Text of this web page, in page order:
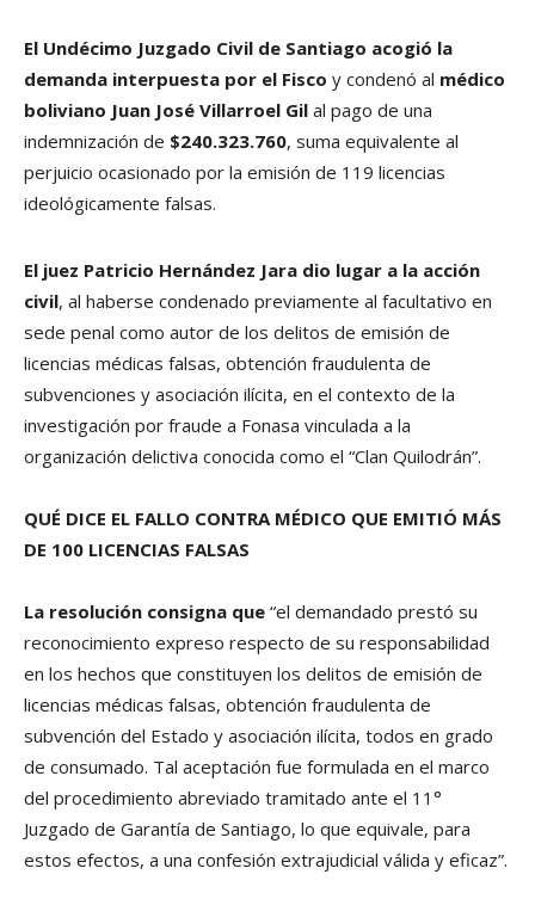
El Undécimo Juzgado Civil de Santiago acogió la
demanda interpuesta por el Fisco y condenó al médico
boliviano Juan José Villarroel Gil al pago de una
indemnización de $240.323.760, suma equivalente al
perjuicio ocasionado por la emisión de 119 licencias
ideológicamente falsas.
El juez Patricio Hernández Jara dio lugar a la acción
civil, al haberse condenado previamente al facultativo en
sede penal como autor de los delitos de emisión de
licencias médicas falsas, obtención fraudulenta de
subvenciones y asociación ilícita, en el contexto de la
investigación por fraude a Fonasa vinculada a la
organización delictiva conocida como el “Clan Quilodrán”.
QUÉ DICE EL FALLO CONTRA MÉDICO QUE EMITIÓ MÁS
DE 100 LICENCIAS FALSAS
La resolución consigna que “el demandado prestó su
reconocimiento expreso respecto de su responsabilidad
en los hechos que constituyen los delitos de emisión de
licencias médicas falsas, obtención fraudulenta de
subvención del Estado y asociación ilícita, todos en grado
de consumado. Tal aceptación fue formulada en el marco
del procedimiento abreviado tramitado ante el 11°
Juzgado de Garantía de Santiago, lo que equivale, para
estos efectos, a una confesión extrajudicial válida y eficaz”.